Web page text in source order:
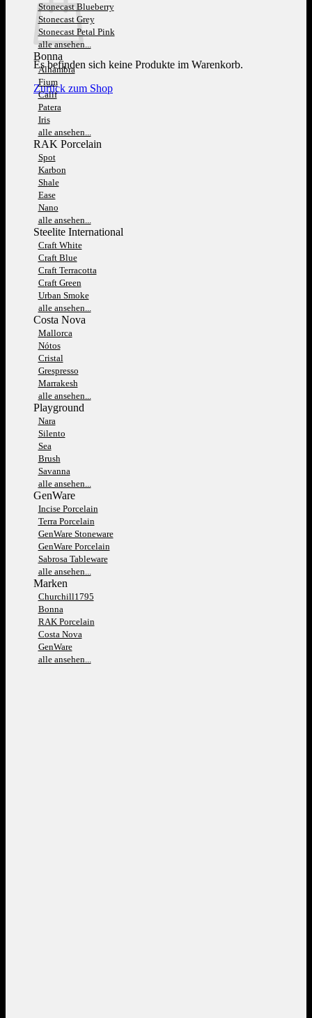
Es befinden sich keine Produkte im Warenkorb.
Zurück zum Shop
Stonecast Blueberry
Stonecast Grey
Stonecast Petal Pink
alle ansehen...
Bonna
Alhambra
Fium
Calif
Patera
Iris
alle ansehen...
RAK Porcelain
Spot
Karbon
Shale
Ease
Nano
alle ansehen...
Steelite International
Craft White
Craft Blue
Craft Terracotta
Craft Green
Urban Smoke
alle ansehen...
Costa Nova
Mallorca
Nótos
Cristal
Grespresso
Marrakesh
alle ansehen...
Playground
Nara
Silento
Sea
Brush
Savanna
alle ansehen...
GenWare
Incise Porcelain
Terra Porcelain
GenWare Stoneware
GenWare Porcelain
Sabrosa Tableware
alle ansehen...
Marken
Churchill1795
Bonna
RAK Porcelain
Costa Nova
GenWare
alle ansehen...